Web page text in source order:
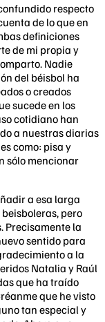
respecto
de lo que en
definiciones
de mi propia y
Nadie
del béisbol ha
o creados
sucede en los
cotidiano han
a nuestras diarias
como: pisa y
sólo mencionar
a esa larga
pero
Precisamente la
sentido para
a la
Natalia y Raúl
que ha traído
que he visto
tan especial y